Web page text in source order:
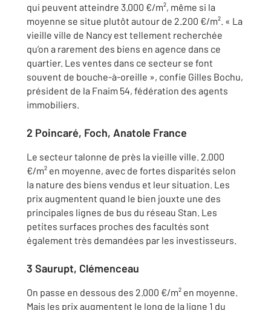
qui peuvent atteindre 3.000 €/m², même si la
moyenne se situe plutôt autour de 2.200 €/m². « La
vieille ville de Nancy est tellement recherchée
qu’on a rarement des biens en agence dans ce
quartier. Les ventes dans ce secteur se font
souvent de bouche-à-oreille », confie Gilles Bochu,
président de la Fnaim 54, fédération des agents
immobiliers.
2 Poincaré, Foch, Anatole France
Le secteur talonne de près la vieille ville. 2.000
€/m² en moyenne, avec de fortes disparités selon
la nature des biens vendus et leur situation. Les
prix augmentent quand le bien jouxte une des
principales lignes de bus du réseau Stan. Les
petites surfaces proches des facultés sont
également très demandées par les investisseurs.
3 Saurupt, Clémenceau
On passe en dessous des 2.000 €/m² en moyenne.
Mais les prix augmentent le long de la ligne 1 du